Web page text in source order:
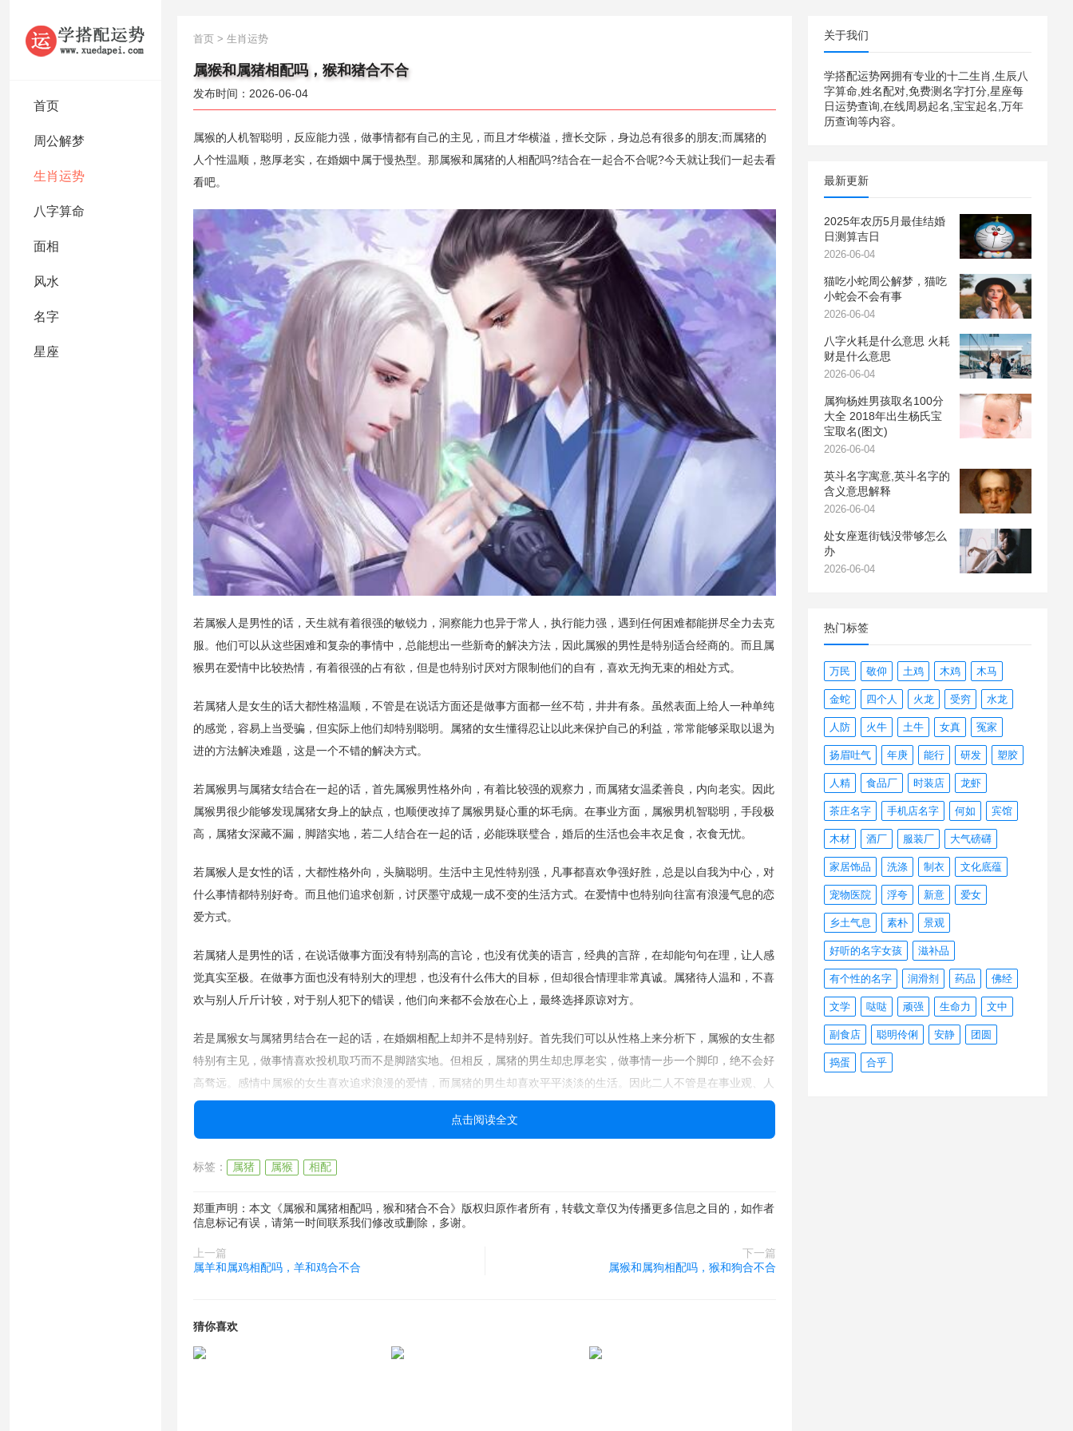
首页
周公解梦
生肖运势
八字算命
面相
风水
名字
星座
首页 > 生肖运势
属猴和属猪相配吗，猴和猪合不合
发布时间：2026-06-04
属猴的人机智聪明，反应能力强，做事情都有自己的主见，而且才华横溢，擅长交际，身边总有很多的朋友;而属猪的
人个性温顺，憨厚老实，在婚姻中属于慢热型。那属猴和属猪的人相配吗?结合在一起合不合呢?今天就让我们一起去看
看吧。
若属猴人是男性的话，天生就有着很强的敏锐力，洞察能力也异于常人，执行能力强，遇到任何困难都能拼尽全力去克
服。他们可以从这些困难和复杂的事情中，总能想出一些新奇的解决方法，因此属猴的男性是特别适合经商的。而且属
猴男在爱情中比较热情，有着很强的占有欲，但是也特别讨厌对方限制他们的自有，喜欢无拘无束的相处方式。
若属猪人是女生的话大都性格温顺，不管是在说话方面还是做事方面都一丝不苟，井井有条。虽然表面上给人一种单纯
的感觉，容易上当受骗，但实际上他们却特别聪明。属猪的女生懂得忍让以此来保护自己的利益，常常能够采取以退为
进的方法解决难题，这是一个不错的解决方式。
若属猴男与属猪女结合在一起的话，首先属猴男性格外向，有着比较强的观察力，而属猪女温柔善良，内向老实。因此
属猴男很少能够发现属猪女身上的缺点，也顺便改掉了属猴男疑心重的坏毛病。在事业方面，属猴男机智聪明，手段极
高，属猪女深藏不漏，脚踏实地，若二人结合在一起的话，必能珠联璧合，婚后的生活也会丰衣足食，衣食无忧。
若属猴人是女性的话，大都性格外向，头脑聪明。生活中主见性特别强，凡事都喜欢争强好胜，总是以自我为中心，对
什么事情都特别好奇。而且他们追求创新，讨厌墨守成规一成不变的生活方式。在爱情中也特别向往富有浪漫气息的恋
爱方式。
若属猪人是男性的话，在说话做事方面没有特别高的言论，也没有优美的语言，经典的言辞，在却能句句在理，让人感
觉真实至极。在做事方面也没有特别大的理想，也没有什么伟大的目标，但却很合情理非常真诚。属猪待人温和，不喜
欢与别人斤斤计较，对于别人犯下的错误，他们向来都不会放在心上，最终选择原谅对方。
若是属猴女与属猪男结合在一起的话，在婚姻相配上却并不是特别好。首先我们可以从性格上来分析下，属猴的女生都
特别有主见，做事情喜欢投机取巧而不是脚踏实地。但相反，属猪的男生却忠厚老实，做事情一步一个脚印，绝不会好
高骛远。感情中属猴的女生喜欢追求浪漫的爱情，而属猪的男生却喜欢平平淡淡的生活。因此二人不管是在事业观、人
生观还是价值观方面，都存在很大差别，在一起后不会有太多共同爱好和语言，生活也变得很无趣。
属鼠和属虎相配吗，鼠和虎合不合
属鼠和属龙相配吗，鼠和龙合不合
点击阅读全文
标签： 属猪 属猴 相配
郑重声明：本文《属猴和属猪相配吗，猴和猪合不合》版权归原作者所有，转载文章仅为传播更多信息之目的，如作者
信息标记有误，请第一时间联系我们修改或删除，多谢。
上一篇
属羊和属鸡相配吗，羊和鸡合不合
下一篇
属猴和属狗相配吗，猴和狗合不合
猜你喜欢
关于我们
学搭配运势网拥有专业的十二生肖,生辰八
字算命,姓名配对,免费测名字打分,星座每
日运势查询,在线周易起名,宝宝起名,万年
历查询等内容。
最新更新
2025年农历5月最佳结婚
日测算吉日
2026-06-04
猫吃小蛇周公解梦，猫吃
小蛇会不会有事
2026-06-04
八字火耗是什么意思 火耗
财是什么意思
2026-06-04
属狗杨姓男孩取名100分
大全 2018年出生杨氏宝
宝取名(图文)
2026-06-04
英斗名字寓意,英斗名字的
含义意思解释
2026-06-04
处女座逛街钱没带够怎么
办
2026-06-04
热门标签
万民 敬仰 土鸡 木鸡 木马
金蛇 四个人 火龙 受穷 水龙
人防 火牛 土牛 女真 冤家
扬眉吐气 年庚 能行 研发 塑胶
人精 食品厂 时装店 龙虾
茶庄名字 手机店名字 何如 宾馆
木材 酒厂 服装厂 大气磅礴
家居饰品 洗涤 制衣 文化底蕴
宠物医院 浮夸 新意 爱女
乡土气息 素朴 景观
好听的名字女孩 滋补品
有个性的名字 润滑剂 药品 佛经
文学 哒哒 顽强 生命力 文中
副食店 聪明伶俐 安静 团圆
捣蛋 合乎